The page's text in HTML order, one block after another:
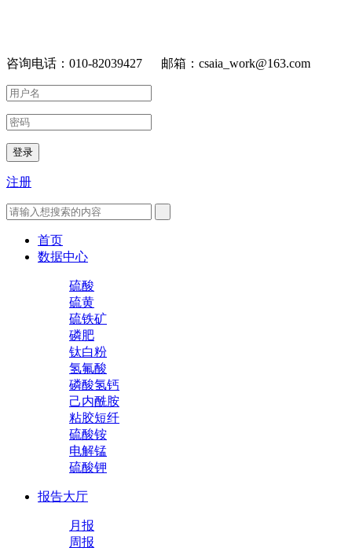
咨询电话：010-82039427 邮箱：csaia_work@163.com
登录
注册
首页
数据中心
硫酸
硫黄
硫铁矿
磷肥
钛白粉
氢氟酸
磷酸氢钙
己内酰胺
粘胶短纤
硫酸铵
电解锰
硫酸钾
报告大厅
月报
周报